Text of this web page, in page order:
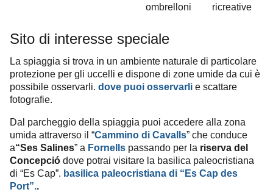
ombrelloni
ricreative
Sito di interesse speciale
La spiaggia si trova in un ambiente naturale di particolare
protezione per gli uccelli e dispone di zone umide da cui è
possibile osservarli. dove puoi osservarli e scattare
fotografie.
Dal parcheggio della spiaggia puoi accedere alla zona
umida attraverso il “Cammino di Cavalls” che conduce
a“Ses Salines” a Fornells passando per la riserva del
Concepció dove potrai visitare la basilica paleocristiana
di “Es Cap”. basilica paleocristiana di “Es Cap des
Port”..